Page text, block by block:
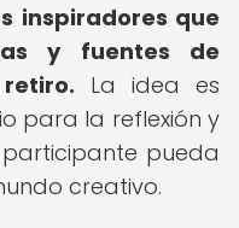
inspiradores que
y fuentes de
La idea es
para la reflexión y
pueda
creativo.